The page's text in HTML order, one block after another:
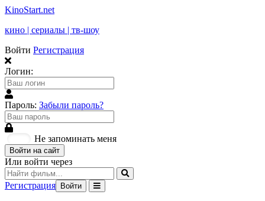
KinoStart.net
кино | сериалы | тв-шоу
Войти Регистрация
Логин:
Пароль: Забыли пароль?
Не запоминать меня
Войти на сайт
Или войти через
Регистрация Войти